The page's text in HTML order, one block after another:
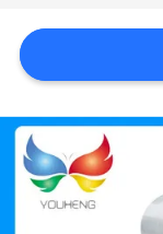
খবর
জন্য
আবেদন